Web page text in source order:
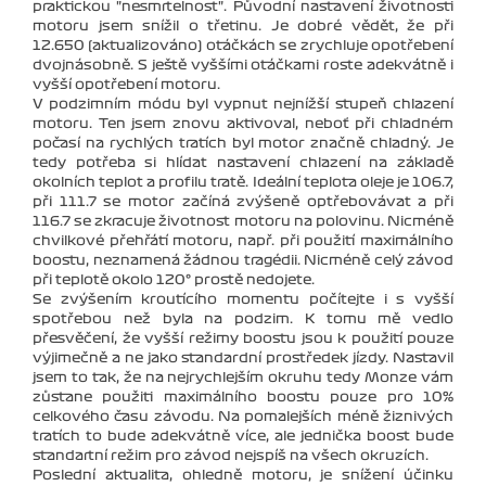
praktickou "nesmrtelnost". Původní nastavení životnosti
motoru jsem snížil o třetinu. Je dobré vědět, že při
12.650 (aktualizováno) otáčkách se zrychluje opotřebení
dvojnásobně. S ještě vyššími otáčkami roste adekvátně i
vyšší opotřebení motoru.
V podzimním módu byl vypnut nejnížší stupeň chlazení
motoru. Ten jsem znovu aktivoval, neboť při chladném
počasí na rychlých tratích byl motor značně chladný. Je
tedy potřeba si hlídat nastavení chlazení na základě
okolních teplot a profilu tratě. Ideální teplota oleje je 106.7,
při 111.7 se motor začíná zvýšeně optřebovávat a při
116.7 se zkracuje životnost motoru na polovinu. Nicméně
chvilkové přehřátí motoru, např. při použití maximálního
boostu, neznamená žádnou tragédii. Nicméně celý závod
při teplotě okolo 120° prostě nedojete.
Se zvýšením kroutícího momentu počítejte i s vyšší
spotřebou než byla na podzim. K tomu mě vedlo
přesvěčení, že vyšší režimy boostu jsou k použití pouze
výjimečně a ne jako standardní prostředek jízdy. Nastavil
jsem to tak, že na nejrychlejším okruhu tedy Monze vám
zůstane použiti maximálního boostu pouze pro 10%
celkového času závodu. Na pomalejších méně žiznivých
tratích to bude adekvátně více, ale jednička boost bude
standartní režim pro závod nejspíš na všech okruzích.
Poslední aktualita, ohledně motoru, je snížení účinku